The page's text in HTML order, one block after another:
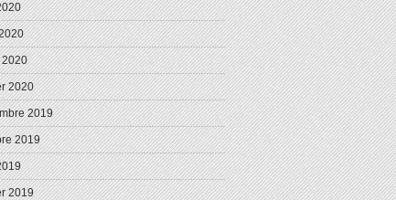
2020
2020
2019
2019
2019